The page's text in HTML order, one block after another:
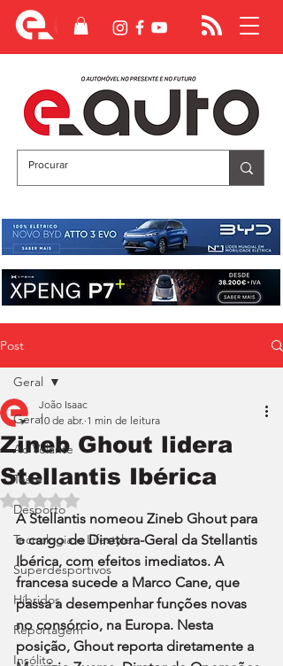
Post
Geral
Ao Volante
Teste
Desporto
Tecnologia e Lifestyle
Superdesportivos
Híbridos
Reportagem
Insólito
Geral
Zineb Ghout lidera
Stellantis Ibérica
João Isaac
10 de abr. 1 min de leitura
Avaliado com NaN de 5 estrelas.
A Stellantis nomeou Zineb Ghout para
o cargo de Diretora-Geral da Stellantis
Ibérica, com efeitos imediatos. A
francesa sucede a Marco Cane, que
passa a desempenhar funções novas
no consórcio, na Europa. Nesta
posição, Ghout reporta diretamente a